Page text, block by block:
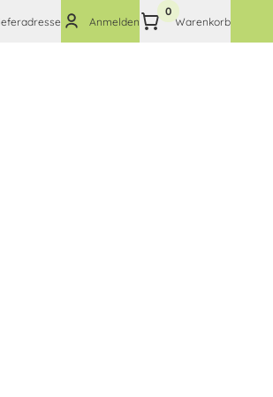
Anmelden
0
Warenkorb